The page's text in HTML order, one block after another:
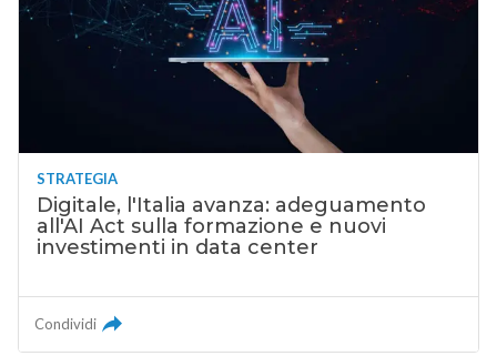
STRATEGIA
Digitale, l'Italia avanza: adeguamento
all'AI Act sulla formazione e nuovi
investimenti in data center
Condividi